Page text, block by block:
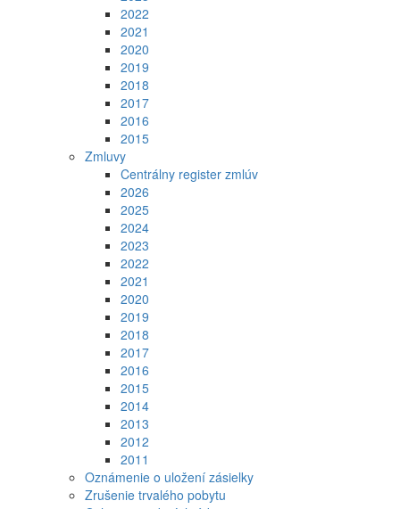
2022
2021
2020
2019
2018
2017
2016
2015
Zmluvy
Centrálny register zmlúv
2026
2025
2024
2023
2022
2021
2020
2019
2018
2017
2016
2015
2014
2013
2012
2011
Oznámenie o uložení zásielky
Zrušenie trvalého pobytu